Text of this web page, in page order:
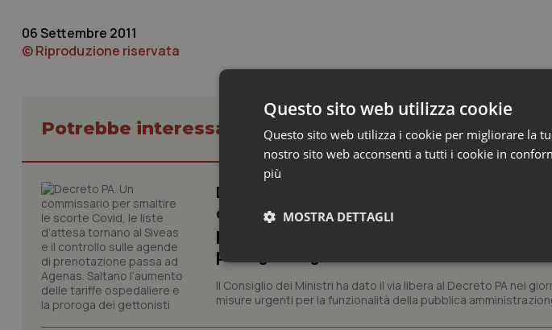
06 Settembre 2011
© Riproduzione riservata
Potrebbe interessarti in Governo e Parlamento
Decreto PA. Un commissario per smaltire
d’attesa tornano al Siveas e il controllo
passa ad Agenas. Saltano l’aumento
proroga dei gettonisti
Il Consiglio dei Ministri ha dato il via libera al Decreto PA nei
misure urgenti per la funzionalità della pubblica
Questo sito web utilizza cookie
Questo sito web utilizza i cookie per migliorare la
nostro sito web acconsenti a tutti i cookie in
più
MOSTRA DETTAGLI
Necessari